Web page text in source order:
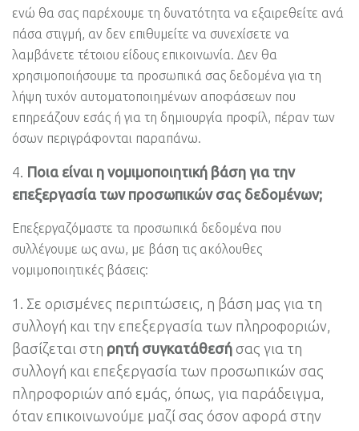
ενώ θα σας παρέχουμε τη δυνατότητα να εξαιρεθείτε ανά
πάσα στιγμή, αν δεν επιθυμείτε να συνεχίσετε να
λαμβάνετε τέτοιου είδους επικοινωνία. Δεν θα
χρησιμοποιήσουμε τα προσωπικά σας δεδομένα για τη
λήψη τυχόν αυτοματοποιημένων αποφάσεων που
επηρεάζουν εσάς ή για τη δημιουργία προφίλ, πέραν των
όσων περιγράφονται παραπάνω.
Ποια είναι η νομιμοποιητική βάση για την
επεξεργασία των προσωπικών σας δεδομένων;
Επεξεργαζόμαστε τα προσωπικά δεδομένα που
συλλέγουμε ως ανω, με βάση τις ακόλουθες
νομιμοποιητικές βάσεις:
Σε ορισμένες περιπτώσεις, η βάση μας για τη
συλλογή και την επεξεργασία των πληροφοριών,
βασίζεται στη ρητή συγκατάθεσή σας για τη
συλλογή και επεξεργασία των προσωπικών σας
πληροφοριών από εμάς, όπως, για παράδειγμα,
όταν επικοινωνούμε μαζί σας όσον αφορά στην